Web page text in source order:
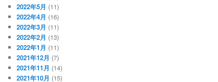
2022年5月 (11)
2022年4月 (16)
2022年3月 (11)
2022年2月 (13)
2022年1月 (11)
2021年12月 (7)
2021年11月 (14)
2021年10月 (15)